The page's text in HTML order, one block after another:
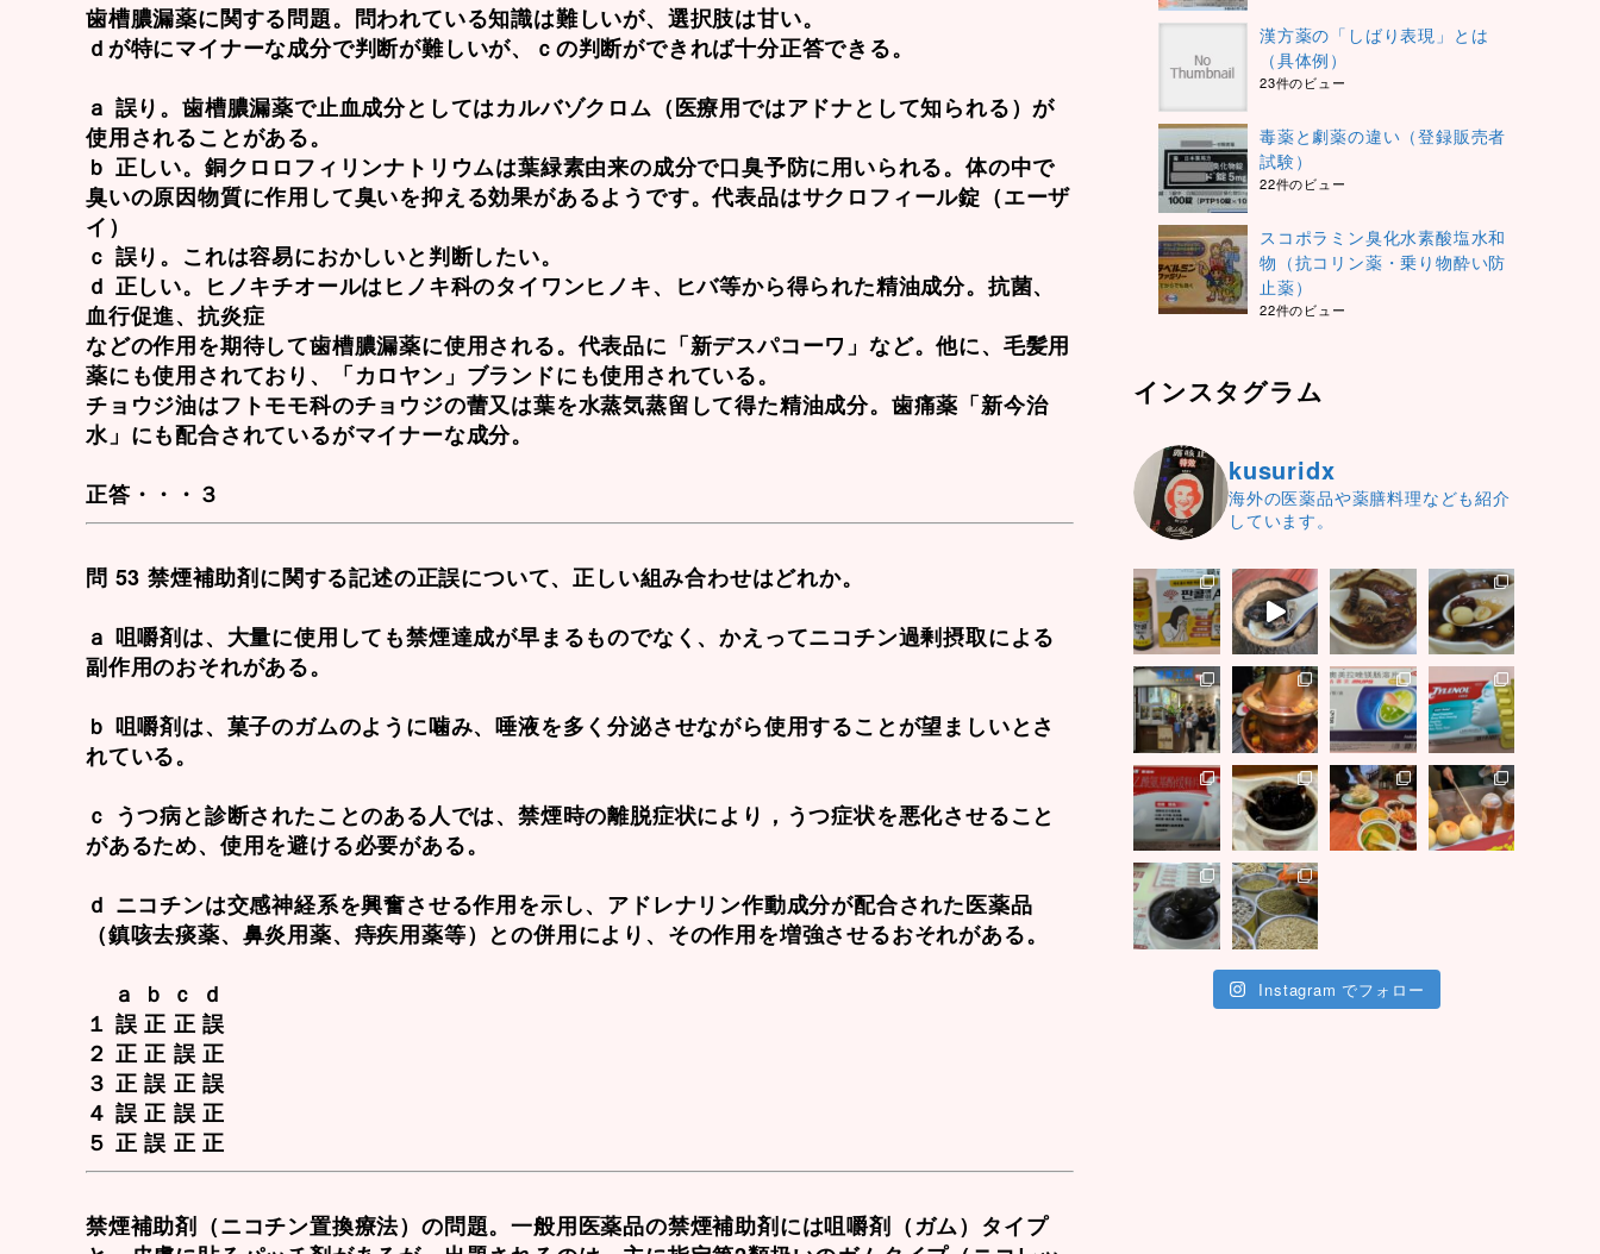
歯槽膿漏薬に関する問題。問われている知識は難しいが、選択肢は甘い。
ｄが特にマイナーな成分で判断が難しいが、ｃの判断ができれば十分正答できる。
ａ 誤り。歯槽膿漏薬で止血成分としてはカルバゾクロム （医療用ではアドナとして知られる）が
使用されることがある。
ｂ 正しい。 銅クロロフィリンナトリウムは葉緑素由来の成分で口臭予防に用いられる。体の中で
臭いの原因物質に作用して臭いを抑える効果があるようです。代表品はサクロフィール錠（エーザ
イ）
ｃ 誤り。これは容易におかしいと判断したい。
ｄ 正しい。 ヒノキチオールはヒノキ科のタイワンヒノキ、ヒバ等から得られた精油成分。抗菌、
血行促進、抗炎症
などの作用を期待して歯槽膿漏薬に使用される。代表品に「新デスパコーワ」など。他に、毛髪用
薬にも使用されており、「カロヤン」ブランドにも使用されている。
チョウジ油はフトモモ科のチョウジの蕾又は葉を水蒸気蒸留して得た精油成分。歯痛薬「新今治
水」にも配合されているがマイナーな成分。
正答・・・３
問 53 禁煙補助剤に関する記述の正誤について、正しい組み合わせはどれか。
ａ 咀嚼剤は、大量に使用しても禁煙達成が早まるものでなく、かえってニコチン過剰摂取による
副作用のおそれがある。
ｂ 咀嚼剤は、菓子のガムのように噛み、唾液を多く分泌させながら使用することが望ましいとさ
れている。
ｃ うつ病と診断されたことのある人では、禁煙時の離脱症状により，うつ症状を悪化させること
があるため、使用を避ける必要がある。
ｄ ニコチンは交感神経系を興奮させる作用を示し、アドレナリン作動成分が配合された医薬品
（鎮咳去痰薬、鼻炎用薬、痔疾用薬等）との併用により、その作用を増強させるおそれがある。
ａ ｂ ｃ ｄ
１ 誤 正 正 誤
２ 正 正 誤 正
３ 正 誤 正 誤
４ 誤 正 誤 正
５ 正 誤 正 正
禁煙補助剤（ニコチン置換療法）の問題。一般用医薬品の禁煙補助剤には咀嚼剤（ガム）タイプ
漢方薬の「しばり表現」とは
（具体例）
23件のビュー
毒薬と劇薬の違い（登録販売者
試験）
22件のビュー
スコポラミン臭化水素酸塩水和
物（抗コリン薬・乗り物酔い防
止薬）
22件のビュー
インスタグラム
kusuridx
海外の医薬品や薬膳料理なども紹介
しています。
Instagram でフォロー